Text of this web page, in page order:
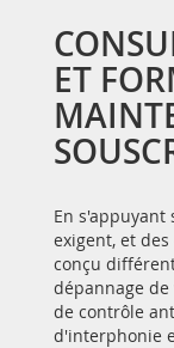
ET
En
exigent, et
conçu
dépannage
de contrôle
d'interphonie